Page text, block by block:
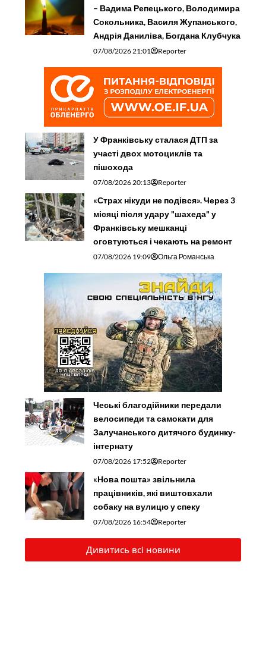
– Вадима Репецького, Володимира
Сокольника, Василя Жупанського,
Андрія Даниліва, Богдана Клубчука
07/08/2026 21:01 Reporter
У Франківську сталася ДТП за
участі двох мотоциклів та
пішохода
07/08/2026 20:13 Reporter
«Страх нікуди не подівся». Через 3
місяці після удару "шахеда" у
Франківську мешканці
оговтуються і чекають на ремонт
07/08/2026 19:09 Ольга Романська
Чеські благодійники передали
велосипеди та самокати для
Залучанського дитячого будинку-
інтернату
07/08/2026 17:52 Reporter
«Нова пошта» звільнила
працівників, які виштовхали
собаку на вулицю у спеку
07/08/2026 16:54 Reporter
Дивитись всі новини